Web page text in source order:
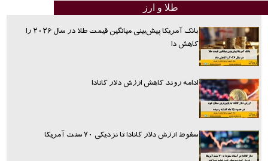
طلا و ارز
بانک آمریکا پیش‌بینی میانگین قیمت طلا در سال ۲۰۲۶ را
کاهش دا
ادامه روند کاهش ارزش دلار کانادا
سقوط ارزش دلار کانادا تا نزدیکی ۷۰ سنت آمریکا